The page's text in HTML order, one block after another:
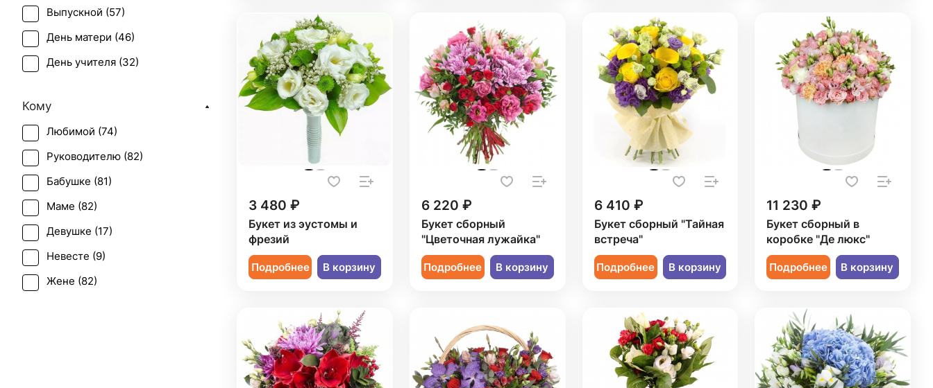
3 480 ₽
Букет из эустомы и
фрезий
Подробнее В корзину
6 220 ₽
Букет сборный
"Цветочная лужайка"
Подробнее В корзину
6 410 ₽
Букет сборный "Тайная
встреча"
Подробнее В корзину
11 230 ₽
Букет сборный в
коробке "Де люкс"
Подробнее В корзину
Маттиола ( 2)
Мимоза (1)
Нарцисс (1)
Выпускной (57)
День матери (46)
День учителя (32)
Первое свидание (
Последний звонок (
Рождение ребенка (
Свадьба (7)
Татьянин день (
Юбилей ( 67 )
Кому
Любимой (74)
Руководителю (82)
Бабушке (81)
Маме (82)
Девушке (17)
Невесте (9)
Жене (82)